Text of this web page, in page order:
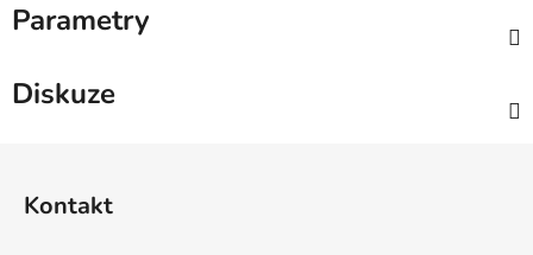
Parametry
Diskuze
Kontakt